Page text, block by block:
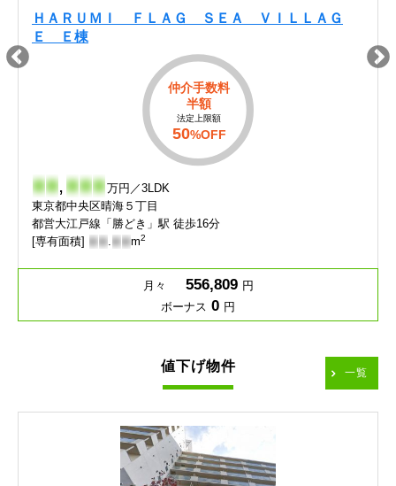
ＨＡＲＵＭＩ ＦＬＡＧ ＳＥＡ ＶＩＬＬＡＧ
Ｅ Ｅ棟
仲介手数料
半額
法定上限額
50%OFF
- - ,- - - 万円／3LDK
東京都中央区晴海５丁目
都営大江戸線「勝どき」駅 徒歩16分
[専有面積] - - .- - m2
月々 556,809 円
ボーナス 0 円
値下げ物件 一覧